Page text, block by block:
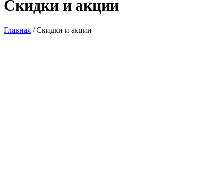
Скидки и акции
Главная /Скидки и акции